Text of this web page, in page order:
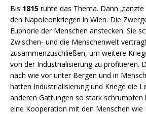
Bis 1815 ruhte das Thema. Dann „tanzte
den Napoleonkriegen in Wien. Die
Euphorie der Menschen anstecken. Sie
Zwischen- und die Menschenwelt
zusammenzuschließen, um weitere
von der Industrialisierung zu profitieren.
nach wie vor unter Bergen und in
hatten Industrialisierung und Kriege die
anderen Gattungen so stark schrumpfen
eine Kooperation mit den Menschen wie